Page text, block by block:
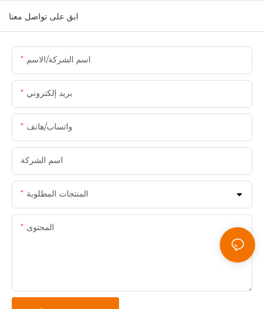
ابق على تواصل معنا
اسم الشركة/الاسم
بريد إلكتروني
واتساب/هاتف
اسم الشركة
المنتجات المطلوبة
المحتوى